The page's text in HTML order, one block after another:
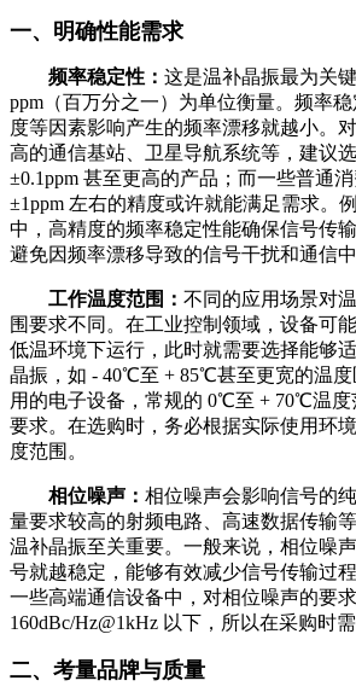
一、明确性能需求
频率稳定性： 这是温补晶振最为关
ppm（百万分之一）为单位衡量。频率
度等因素影响产生的频率漂移就越小。
高的通信基站、卫星导航系统等，建议
±0.1ppm 甚至更高的产品；而一些普通消
±1ppm 左右的精度或许就能满足需求。
中，高精度的频率稳定性能确保信号传
避免因频率漂移导致的信号干扰和通信中
工作温度范围： 不同的应用场景对
围要求不同。在工业控制领域，设备可
低温环境下运行，此时就需要选择能够
晶振，如 - 40℃至 + 85℃甚至更宽的温
用的电子设备，常规的 0℃至 + 70℃温度
要求。在选购时，务必根据实际使用环
度范围。
相位噪声： 相位噪声会影响信号的
量要求较高的射频电路、高速数据传输
温补晶振至关重要。一般来说，相位噪
号就越稳定，能够有效减少信号传输过
一些高端通信设备中，对相位噪声的要
160dBc/Hz@1kHz 以下，所以在采购时
二、考量品牌与质量